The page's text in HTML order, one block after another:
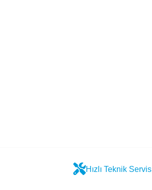
Hızlı Teknik Servis